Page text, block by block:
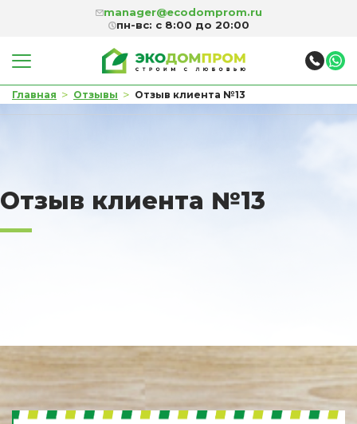
manager@ecodomprom.ru
пн-вс: с 8:00 до 20:00
Главная > Отзывы > Отзыв клиента №13
Отзыв клиента №13